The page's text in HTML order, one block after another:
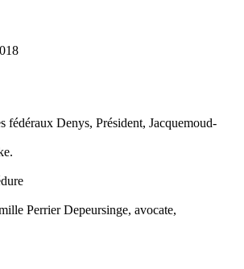
fédéraux Denys, Président, Jacquemoud-
Perrier Depeursinge, avocate,